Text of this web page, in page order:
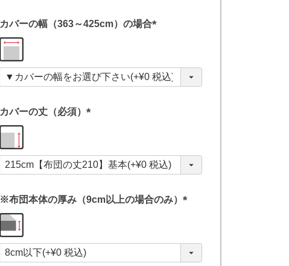
カバーの幅（363～425cm）の場合
須
)
カバーの丈（必須）
須
)
※布団本体の厚み（9cm以上の場合のみ）
須